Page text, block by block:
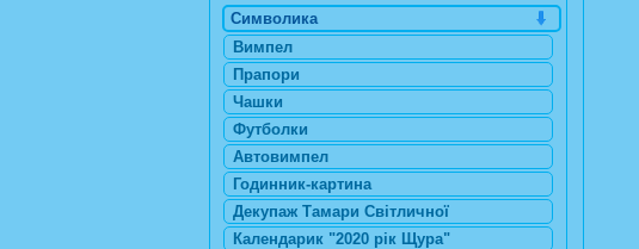
Символика
Вимпел
Прапори
Чашки
Футболки
Автовимпел
Годинник-картина
Декупаж Тамари Світличної
Календарик "2020 рік Щура"